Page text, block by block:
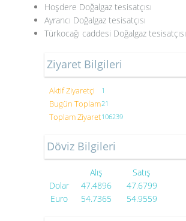
Hoşdere Doğalgaz tesisatçısı
Ayrancı Doğalgaz tesisatçısı
Türkocağı caddesi Doğalgaz tesisatçısı
Ziyaret Bilgileri
Aktif Ziyaretçi 1
Bugün Toplam21
Toplam Ziyaret106239
Döviz Bilgileri
Alış
Satış
Dolar
47.4896
47.6799
Euro
54.7365 54.9559